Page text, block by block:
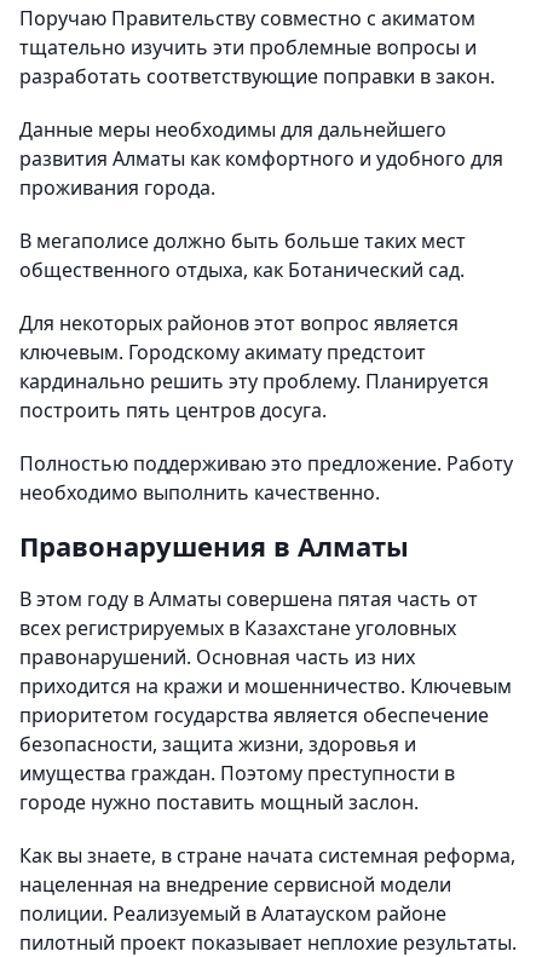
Поручаю Правительству совместно с акиматом
тщательно изучить эти проблемные вопросы и
разработать соответствующие поправки в закон.
Данные меры необходимы для дальнейшего
развития Алматы как комфортного и удобного для
проживания города.
В мегаполисе должно быть больше таких мест
общественного отдыха, как Ботанический сад.
Для некоторых районов этот вопрос является
ключевым. Городскому акимату предстоит
кардинально решить эту проблему. Планируется
построить пять центров досуга.
Полностью поддерживаю это предложение. Работу
необходимо выполнить качественно.
Правонарушения в Алматы
В этом году в Алматы совершена пятая часть от
всех регистрируемых в Казахстане уголовных
правонарушений. Основная часть из них
приходится на кражи и мошенничество. Ключевым
приоритетом государства является обеспечение
безопасности, защита жизни, здоровья и
имущества граждан. Поэтому преступности в
городе нужно поставить мощный заслон.
Как вы знаете, в стране начата системная реформа,
нацеленная на внедрение сервисной модели
полиции. Реализуемый в Алатауском районе
пилотный проект показывает неплохие результаты.